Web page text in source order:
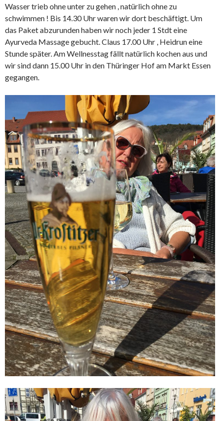
Wasser trieb ohne unter zu gehen , natürlich ohne zu
schwimmen ! Bis 14.30 Uhr waren wir dort beschäftigt. Um
das Paket abzurunden haben wir noch jeder 1 Stdt eine
Ayurveda Massage gebucht. Claus 17.00 Uhr , Heidrun eine
Stunde später. Am Wellnesstag fällt natürlich kochen aus und
wir sind dann 15.00 Uhr in den Thüringer Hof am Markt Essen
gegangen.